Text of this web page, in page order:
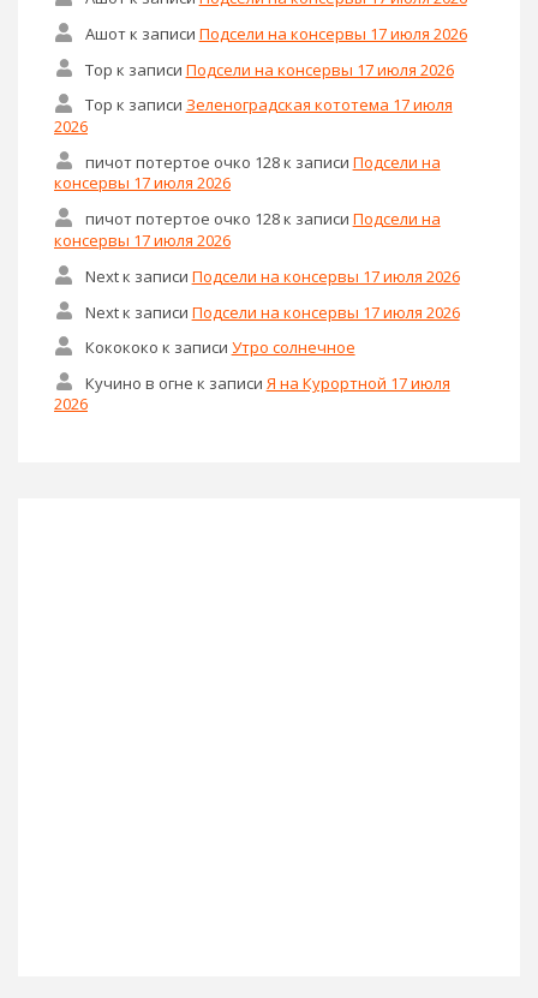
Ашотк записи Подсели на консервы 17 июля 2026
Тор к записи Подсели на консервы 17 июля 2026
Тор к записи Зеленоградская кототема 17 июля
2026
пичот потертое очко 128к записи Подсели на
консервы 17 июля 2026
пичот потертое очко 128к записи Подсели на
консервы 17 июля 2026
Nextк записи Подсели на консервы 17 июля 2026
Nextк записи Подсели на консервы 17 июля 2026
Кокококо к записи Утро солнечное
Кучино в огне к записи Я на Курортной 17 июля
2026